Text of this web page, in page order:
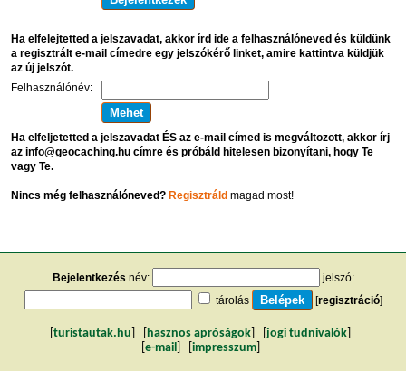
Ha elfelejtetted a jelszavadat, akkor írd ide a felhasználóneved és küldünk
a regisztrált e-mail címedre egy jelszókérő linket, amire kattintva küldjük
az új jelszót.
Felhasználónév:
Ha elfeljetetted a jelszavadat ÉS az e-mail címed is megváltozott, akkor írj
az info@geocaching.hu címre és próbáld hitelesen bizonyítani, hogy Te
vagy Te.
Nincs még felhasználóneved? Regisztráldmagad most!
Bejelentkezés név:
jelszó:
tárolás
[regisztráció]
turistautak.hu hasznos apróságok jogi tudnivalók
e-mail impresszum]